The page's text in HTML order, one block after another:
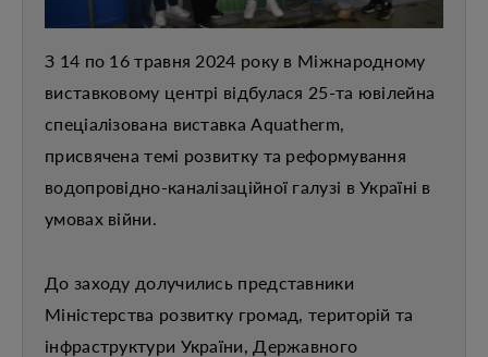
З 14 по 16 травня 2024 року в Міжнародному
виставковому центрі відбулася 25-та ювілейна
спеціалізована виставка Aquatherm,
присвячена темі розвитку та реформування
водопровідно-каналізаційної галузі в Україні в
умовах війни.
До заходу долучились представники
Міністерства розвитку громад, територій та
інфраструктури України, Державного